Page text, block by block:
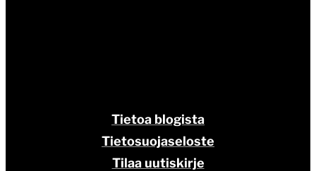
Tietoa blogista
Tietosuojaseloste
Tilaa uutiskirje